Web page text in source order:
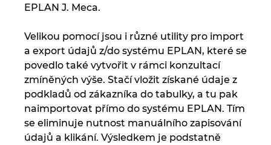
EPLAN J. Meca.
Velikou pomocí jsou i různé utility pro import
a export údajů z/do systému EPLAN, které se
povedlo také vytvořit v rámci konzultací
zmíněných výše. Stačí vložit získané údaje z
podkladů od zákazníka do tabulky, a tu pak
naimportovat přímo do systému EPLAN. Tím
se eliminuje nutnost manuálního zapisování
údajů a klikání. Výsledkem je podstatně